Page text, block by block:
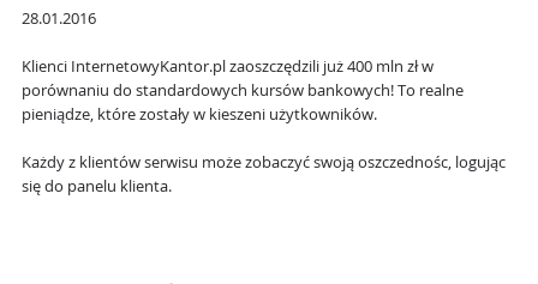
28.01.2016
Klienci InternetowyKantor.pl zaoszczędzili już 400 mln zł w
porównaniu do standardowych kursów bankowych! To realne
pieniądze, które zostały w kieszeni użytkowników.
Każdy z klientów serwisu może zobaczyć swoją oszczednośc, logując
się do panelu klienta.